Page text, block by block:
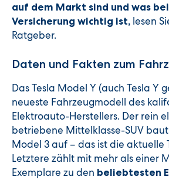
auf dem Markt sind und was
Versicherung wichtig ist, lesen
Ratgeber.
Daten und Fakten zum
Das Tesla Model Y (auch Tesla Y
neueste Fahrzeugmodell des
Elektroauto-Herstellers. Der rein
betriebene Mittelklasse-SUV
Model 3 auf – das ist die aktuelle
Letztere zählt mit mehr als einer
Exemplare zu den beliebtesten